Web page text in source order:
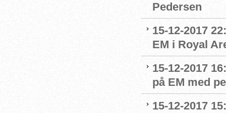
Pedersen
15-12-2017
EM i Royal
15-12-2017
på EM med
15-12-2017